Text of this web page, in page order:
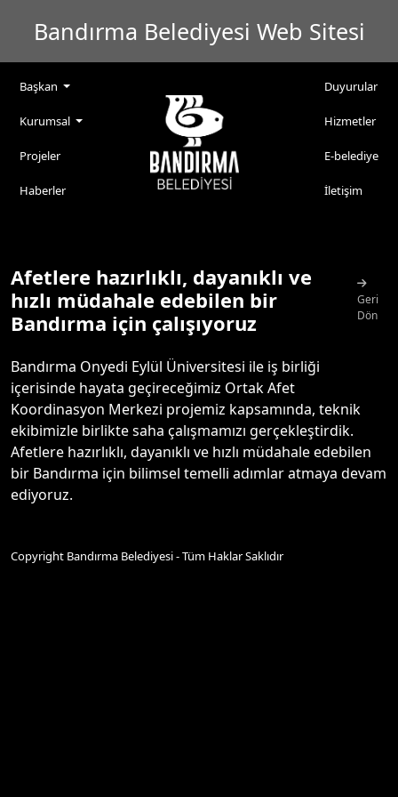
Bandırma Belediyesi Web Sitesi
Başkan
Kurumsal
Projeler
Haberler
Duyurular
Hizmetler
E-belediye
İletişim
Afetlere hazırlıklı, dayanıklı ve
hızlı müdahale edebilen bir
Bandırma için çalışıyoruz
Geri
Dön
Bandırma Onyedi Eylül Üniversitesi ile iş birliği
içerisinde hayata geçireceğimiz Ortak Afet
Koordinasyon Merkezi projemiz kapsamında, teknik
ekibimizle birlikte saha çalışmamızı gerçekleştirdik.
Afetlere hazırlıklı, dayanıklı ve hızlı müdahale edebilen
bir Bandırma için bilimsel temelli adımlar atmaya devam
ediyoruz.
Copyright Bandırma Belediyesi - Tüm Haklar Saklıdır